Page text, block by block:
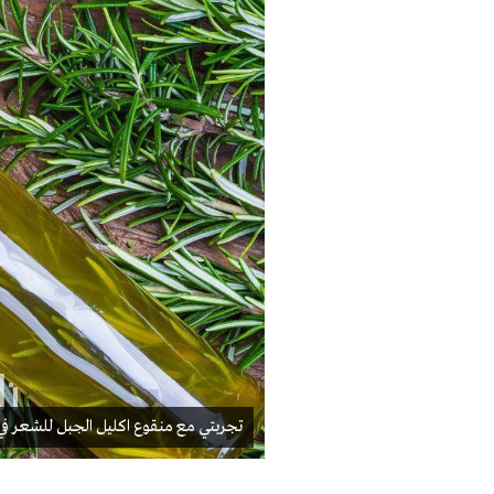
تجربتي مع منقوع اكليل الجبل للشعر في 10